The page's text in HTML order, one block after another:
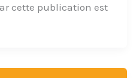
cette publication est